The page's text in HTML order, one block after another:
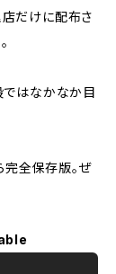
店だけに配布さ
ではなかなか目
完全保存版。ぜ